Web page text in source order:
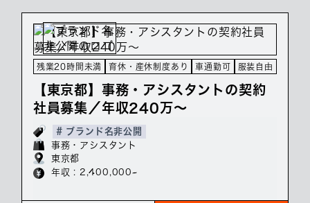
残業20時間未満 育休・産休制度あり 車通勤可 服装自由
【東京都】事務・アシスタントの契約
社員募集／年収240万～
# ブランド名非公開
事務・アシスタント
東京都
年収 : 2,400,000~